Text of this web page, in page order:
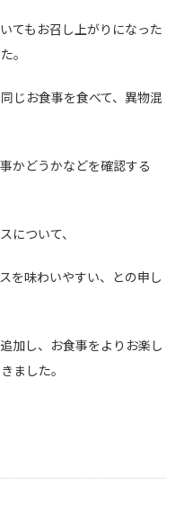
てもお召し上がりになった
。
じお食事を食べて、異物混
かどうかなどを確認する
ついて、
を味わいやすい、との申し
加し、 お食事をよりお楽し
ました。